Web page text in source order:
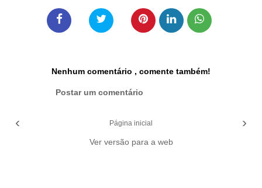
Nenhum comentário , comente também!
Postar um comentário
‹ ›
Página inicial
Ver versão para a web